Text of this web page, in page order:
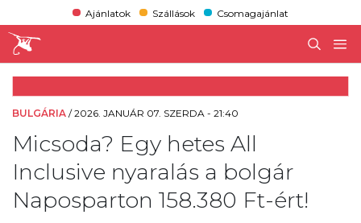
Ajánlatok Szállások Csomagajánlat
BULGÁRIA /2026. JANUÁR 07. SZERDA - 21:40
Micsoda? Egy hetes All
Inclusive nyaralás a bolgár
Naposparton 158.380 Ft-ért!